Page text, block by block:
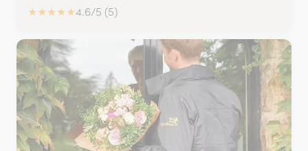
★★★★★4.6/5 (5)